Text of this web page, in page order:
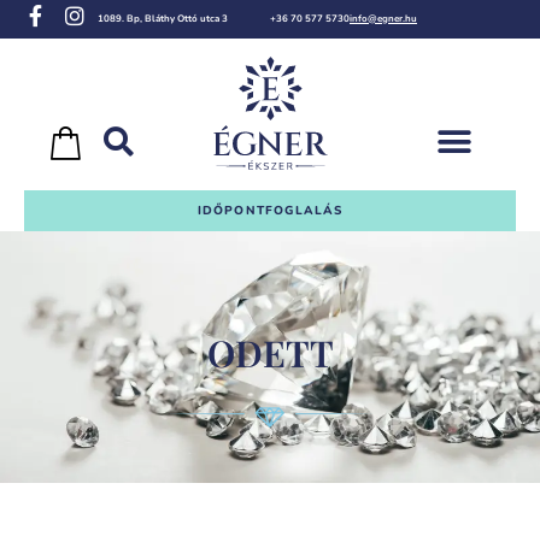
1089. Bp, Bláthy Ottó utca 3 +36 70 577 5730info@egner.hu
IDŐPONTFOGLALÁS
ODETT